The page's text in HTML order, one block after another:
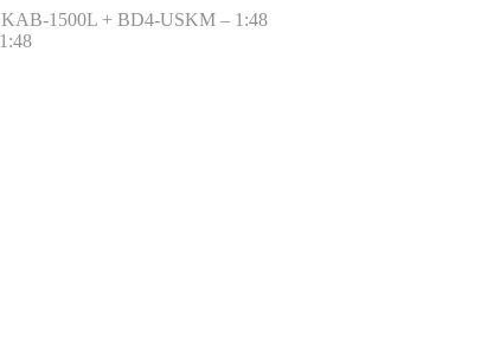
KAB-1500L + BD4-USKM – 1:48